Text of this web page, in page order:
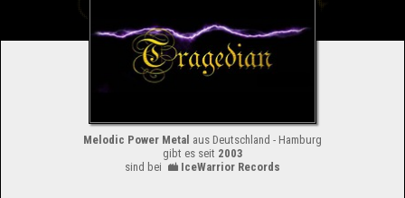
Melodic Power Metal aus Deutschland - Hamburg
gibt es seit 2003
sind bei
IceWarrior Records